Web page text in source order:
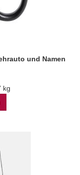
und Namen
kg